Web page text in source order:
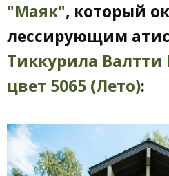
"Маяк", который
лессирующим
Тиккурила Валтти
цвет 5065 (Лето):